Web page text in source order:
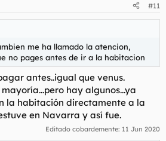
#11
me ha llamado la atencion,
no pages antes de ir a la habitacion
antes..igual que venus.
hay algunos...ya
la habitación directamente a la
en Navarra y así fue.
Editado cobardemente: 11 Jun 2020